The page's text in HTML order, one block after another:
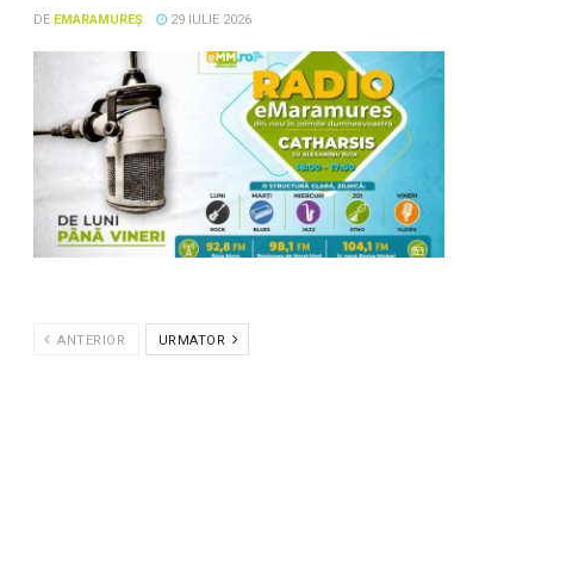
DE EMARAMUREȘ 29 IULIE 2026
ANTERIOR URMATOR